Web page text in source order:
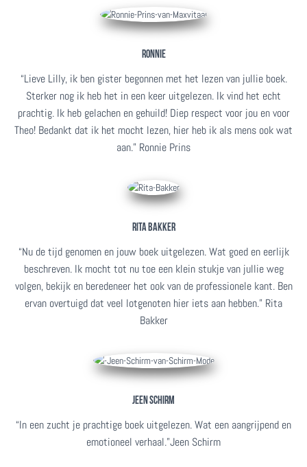
RONNIE
“Lieve Lilly, ik ben gister begonnen met het lezen van jullie boek.
Sterker nog ik heb het in een keer uitgelezen. Ik vind het echt
prachtig. Ik heb gelachen en gehuild! Diep respect voor jou en voor
Theo! Bedankt dat ik het mocht lezen, hier heb ik als mens ook wat
aan.” Ronnie Prins
RITA BAKKER
“Nu de tijd genomen en jouw boek uitgelezen. Wat goed en eerlijk
beschreven. Ik mocht tot nu toe een klein stukje van jullie weg
volgen, bekijk en beredeneer het ook van de professionele kant. Ben
ervan overtuigd dat veel lotgenoten hier iets aan hebben.” Rita
Bakker
JEEN SCHIRM
“In een zucht je prachtige boek uitgelezen. Wat een aangrijpend en
emotioneel verhaal.”Jeen Schirm